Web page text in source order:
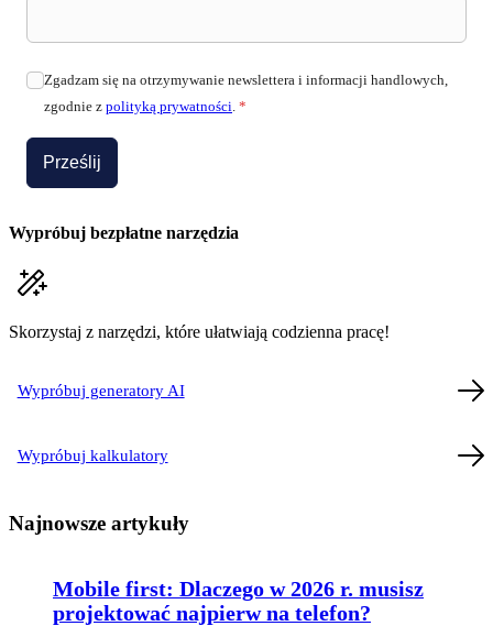
Zgadzam się na otrzymywanie newslettera i informacji handlowych,
zgodnie z polityką prywatności *
Prześlij
Wypróbuj bezpłatne narzędzia
Skorzystaj z narzędzi, które ułatwiają codzienna pracę!
Wypróbuj generatory AI
Wypróbuj kalkulatory
Najnowsze artykuły
Mobile first: Dlaczego w 2026 r. musisz
projektować najpierw na telefon?